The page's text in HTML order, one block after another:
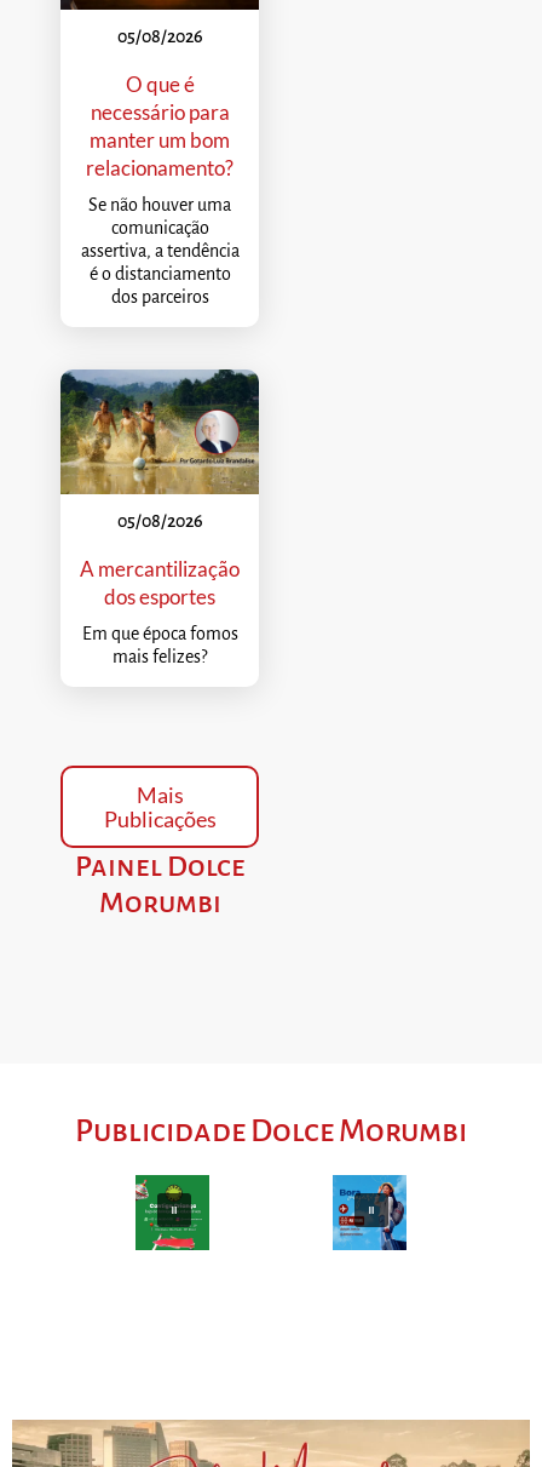
05/08/2026
O que é
necessário para
manter um bom
relacionamento?
Se não houver uma
comunicação
assertiva, a tendência
é o distanciamento
dos parceiros
05/08/2026
A mercantilização
dos esportes
Em que época fomos
mais felizes?
Mais
Publicações
Painel Dolce
Morumbi
Publicidade Dolce Morumbi